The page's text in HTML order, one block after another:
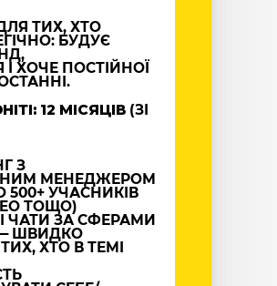
ТИХ, ХТО
БУДУЄ
ХОЧЕ ПОСТІЙНОЇ
12 МІСЯЦІВ (ЗІ
З
МЕНЕДЖЕРОМ
500+ УЧАСНИКІВ
ТОЩО)
ЧАТИ ЗА СФЕРАМИ
ШВИДКО
ХТО В ТЕМІ